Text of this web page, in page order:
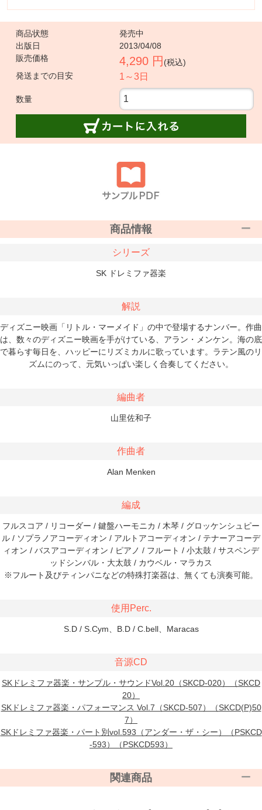
商品状態
発売中
出版日
2013/04/08
販売価格
4,290 円 (税込)
発送までの目安
1～3日
数量
商品情報
シリーズ
SK ドレミファ器楽
解説
ディズニー映画「リトル・マーメイド」の中で登場するナンバー。作曲
は、数々のディズニー映画を手がけている、アラン・メンケン。海の底
で暮らす毎日を、ハッピーにリズミカルに歌っています。ラテン風のリ
ズムにのって、元気いっぱい楽しく合奏してください。
編曲者
山里佐和子
作曲者
Alan Menken
編成
フルスコア / リコーダー / 鍵盤ハーモニカ / 木琴 / グロッケンシュピー
ル / ソプラノアコーディオン / アルトアコーディオン / テナーアコーデ
ィオン / バスアコーディオン / ピアノ / フルート / 小太鼓 / サスペンデ
ッドシンバル・大太鼓 / カウベル・マラカス
※フルート及びティンパニなどの特殊打楽器は、無くても演奏可能。
使用Perc.
S.D / S.Cym、B.D / C.bell、Maracas
音源CD
SKドレミファ器楽・サンプル・サウンドVol.20（SKCD-020）（SKCD
20）
SKドレミファ器楽・パフォーマンス Vol.7（SKCD-507）（SKCD(P)50
7）
SKドレミファ器楽・パート別vol.593（アンダー・ザ・シー）（PSKCD
-593）（PSKCD593）
関連商品